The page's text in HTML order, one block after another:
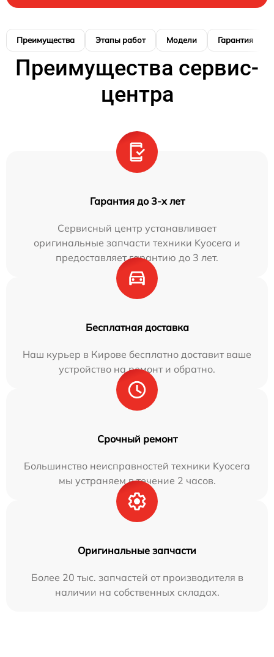
Преимущества Этапы работ Модели Гарантия
Преимущества сервис-
центра
Гарантия до 3-х лет
Сервисный центр устанавливает
оригинальные запчасти техники Kyocera и
предоставляет гарантию до 3 лет.
Бесплатная доставка
Наш курьер в Кирове бесплатно доставит ваше
устройство на ремонт и обратно.
Срочный ремонт
Большинство неисправностей техники Kyocera
мы устраняем в течение 2 часов.
Оригинальные запчасти
Более 20 тыс. запчастей от производителя в
наличии на собственных складах.